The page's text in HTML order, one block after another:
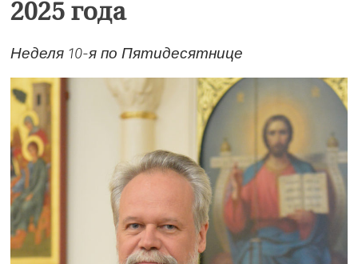
2025 года
Неделя 10-я по Пятидесятнице